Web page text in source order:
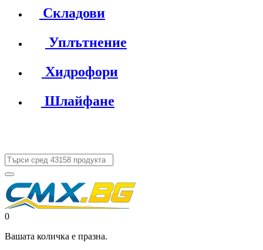
Складови
Уплътнение
Хидрофори
Шлайфане
0
Вашата количка е празна.